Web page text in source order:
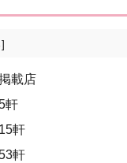
載店
軒
軒
軒